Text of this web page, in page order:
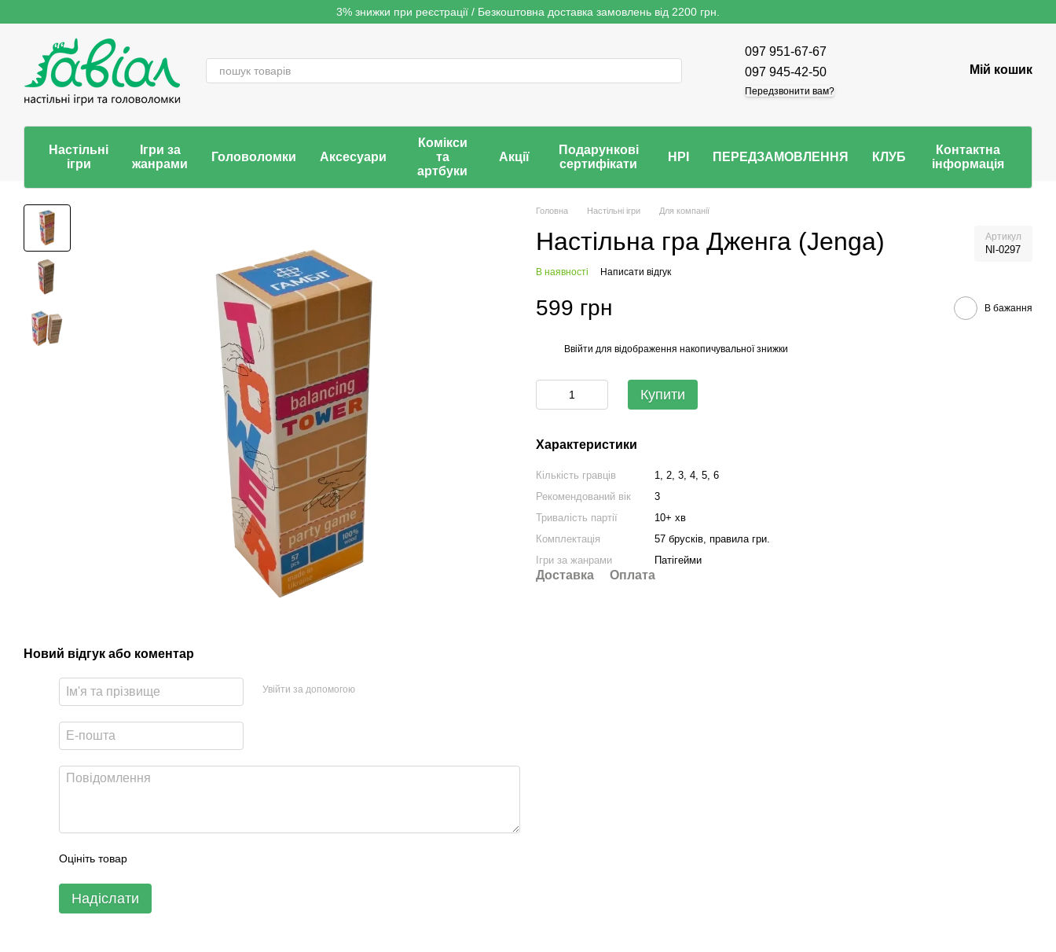
3% знижки при реєстрації / Безкоштовна доставка замовлень від 2200 грн.
097 951-67-67
097 945-42-50
Передзвонити вам?
Мій кошик
Настільні
ігри
Ігри за
жанрами
Головоломки Аксесуари
Комікси
та
артбуки
Акції
Подарункові
сертифікати
НРІ ПЕРЕДЗАМОВЛЕННЯ КЛУБ
Контактна
інформація
Новий відгук або коментар
Увійти за допомогою
Оцініть товар
Надіслати
Головна Настільні ігри Для компанії
Настільна гра Дженга (Jenga) Артикул
NI-0297
В наявності Написати відгук
599 грн В бажання
Ввійти для відображення накопичувальної знижки
Купити
Характеристики
Кількість гравців
1, 2, 3, 4, 5, 6
Рекомендований вік
3
Тривалість партії
10+ хв
Комплектація
57 брусків, правила гри.
Ігри за жанрами
Патігейми
Доставка Оплата